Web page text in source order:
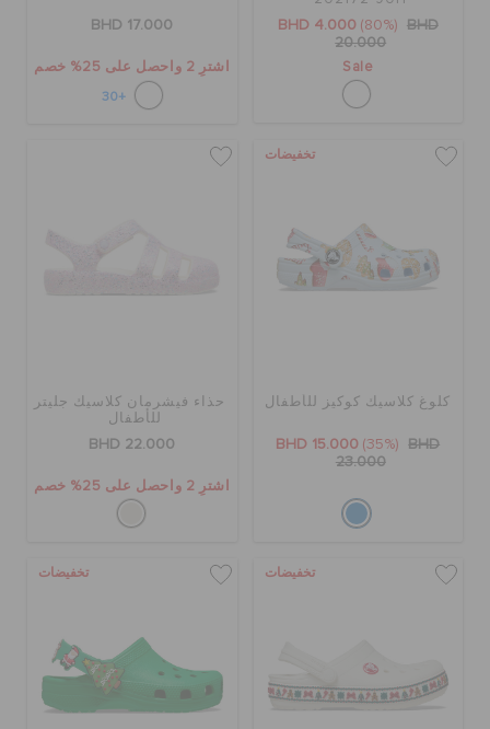
BHD 4.000 (80%)
BHD
20.000
Sale
BHD 17.000
اشترِ 2 واحصل على 25% خصم
+30
تخفيضات
كلوغ كلاسيك كوكيز للأطفال
BHD 15.000 (35%)
BHD
23.000
حذاء فيشرمان كلاسيك جليتر
للأطفال
BHD 22.000
اشترِ 2 واحصل على 25% خصم
تخفيضات تخفيضات